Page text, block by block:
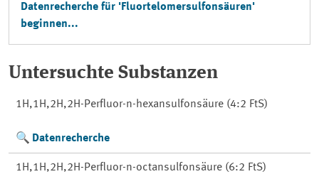
Datenrecherche für 'Fluortelomersulfonsäuren'
beginnen...
Untersuchte Substanzen
1H,1H,2H,2H-Perfluor-n-hexansulfonsäure (4:2 FtS)
Datenrecherche
1H,1H,2H,2H-Perfluor-n-octansulfonsäure (6:2 FtS)